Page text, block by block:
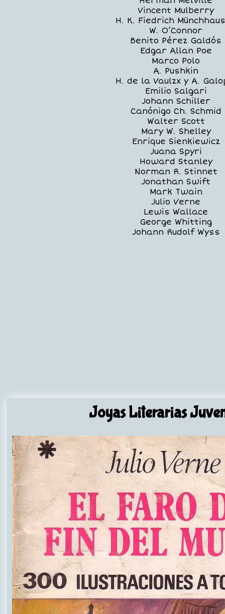
Vincent Mulberry
H. K. Fiedrich
W. O’Connor
Benito Pérez Galdós
Edgar Allan Poe
Marco Polo
A. Pushkin
H. de la Vaulzx y A.
Emilio Salgari
Johann Schiller
Canónigo Ch. Schmid
Walter Scott
Mary W. Shelley
Enrique Sienkiewicz
Juana Spyri
Howard Stanley
Norman R. Stinnet
Jonathan Swift
Mark Twain
Julio Verne
Lewis Wallace
George Whitting
Johann Rudolf Wyss
Joyas Literarias